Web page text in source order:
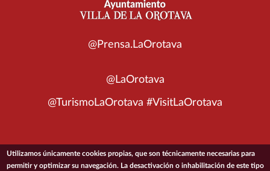
@Prensa.LaOrotava
@LaOrotava
@TurismoLaOrotava #VisitLaOrotava
© 2026 Ayuntamiento de la Villa de La Orotava
Utilizamos únicamente cookies propias, que son técnicamente necesarias para
permitir y optimizar su navegación. La desactivación o inhabilitación de este tipo